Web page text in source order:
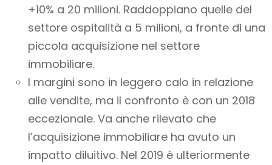
+10% a 20 milioni. Raddoppiano quelle del
settore ospitalità a 5 milioni, a fronte di una
piccola acquisizione nel settore
immobiliare.
I margini sono in leggero calo in relazione
alle vendite, ma il confronto è con un 2018
eccezionale. Va anche rilevato che
l’acquisizione immobiliare ha avuto un
impatto diluitivo. Nel 2019 è ulteriormente